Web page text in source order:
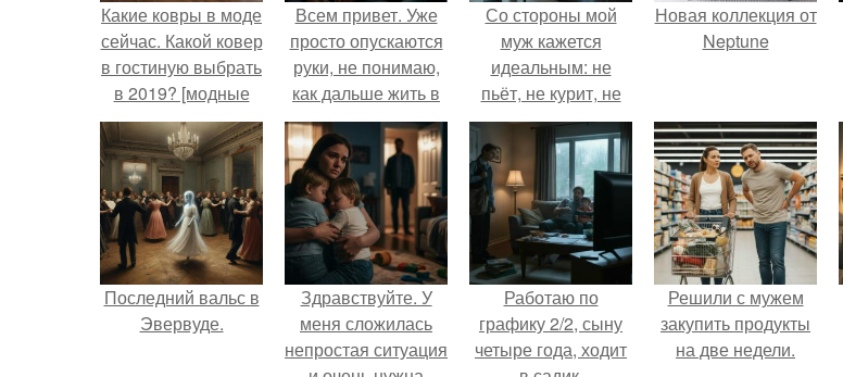
Какие ковры в моде
сейчас. Какой ковер
в гостиную выбрать
в 2019? [модные
тенденции]
Всем привет. Уже
просто опускаются
руки, не понимаю,
как дальше жить в
этой ситуации.
Со стороны мой
муж кажется
идеальным: не
пьёт, не курит, не
даёт поводов для
ревности, с
ребёнком
справляется
отлично, да и
готовит лучше
многих.
Новая коллекция от
Neptune
Последний вальс в
Эвервуде.
Здравствуйте. У
меня сложилась
непростая ситуация
Работаю по
графику 2/2, сыну
четыре года, ходит
Решили с мужем
закупить продукты
на две недели.